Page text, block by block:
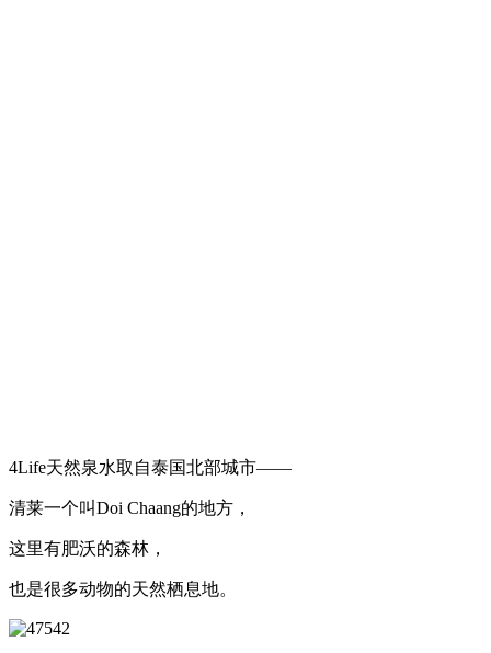
4Life天然泉水取自泰国北部城市——
清莱一个叫Doi Chaang的地方，
这里有肥沃的森林，
也是很多动物的天然栖息地。